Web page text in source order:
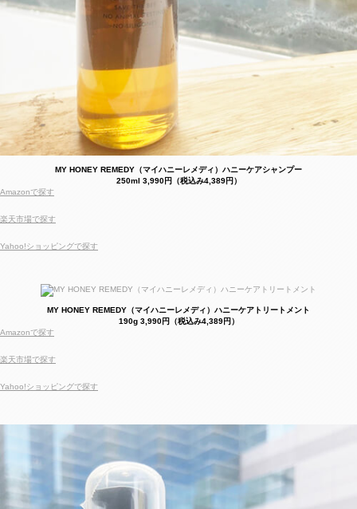
MY HONEY REMEDY（マイハニーレメディ）ハニーケアシャンプー
250ml 3,990円（税込み4,389円）
Amazonで探す
楽天市場で探す
Yahoo!ショッピングで探す
MY HONEY REMEDY（マイハニーレメディ）ハニーケアトリートメント
190g 3,990円（税込み4,389円）
Amazonで探す
楽天市場で探す
Yahoo!ショッピングで探す